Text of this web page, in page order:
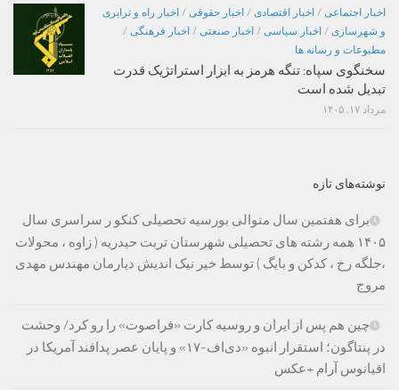
اخبار اجتماعی / اخبار اقتصادی / اخبار حقوقی / اخبار راه و ترابری
و شهرسازی / اخبار سیاسی / اخبار صنعتی / اخبار فرهنگی /
مطبوعات و رسانه ها
سخنگوی سپاه: تنگه هرمز به ابزار استراتژیک قدرت
تبدیل شده است
مرداد ۱۷, ۱۴۰۵
نوشته‌های تازه
برای هفتمین سال متوالی بورسیه تحصیلی کنکو ر سراسری سال
۱۴۰۵ همه رشته های تحصیلی شهرستان تربت حیدریه ( زاوه ، محولات
،جلگه رخ ، کدکن و بایگ ) توسط خیر نیک اندیش دیارمان مهندس مهدی
مروج
چین هم پس از ایران و روسیه کارت «فراصوت» را رو کرد/ وحشت
در پنتاگون؛ استقرار انبوه «دی‌اف‑۱۷» و پایان عصر پدافند آمریکا در
اقیانوس آرام +عکس